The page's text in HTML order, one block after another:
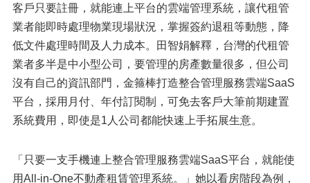
客戶只要註冊，就能連上平台的雲端管理系統，讓代租管
業者能即時處理物業現場狀況，掌握簽約退租等動態，降
低文件處理時間及人力成本。田智娟解釋，台灣的代租管
業者多半是中小型公司，要管理的房產數量很多，但公司
沒有自己的資訊部門，金箍棒打造整合管理服務雲端SaaS
平台，採用月付、年付訂閱制，可免去客戶大筆前期建置
系統費用，即使是1人公司都能快速上手拓展生意。
「只要一支手機連上整合管理服務雲端SaaS平台，就能使
用All-in-One不動產租賃管理系統。」她以看房階段為例，